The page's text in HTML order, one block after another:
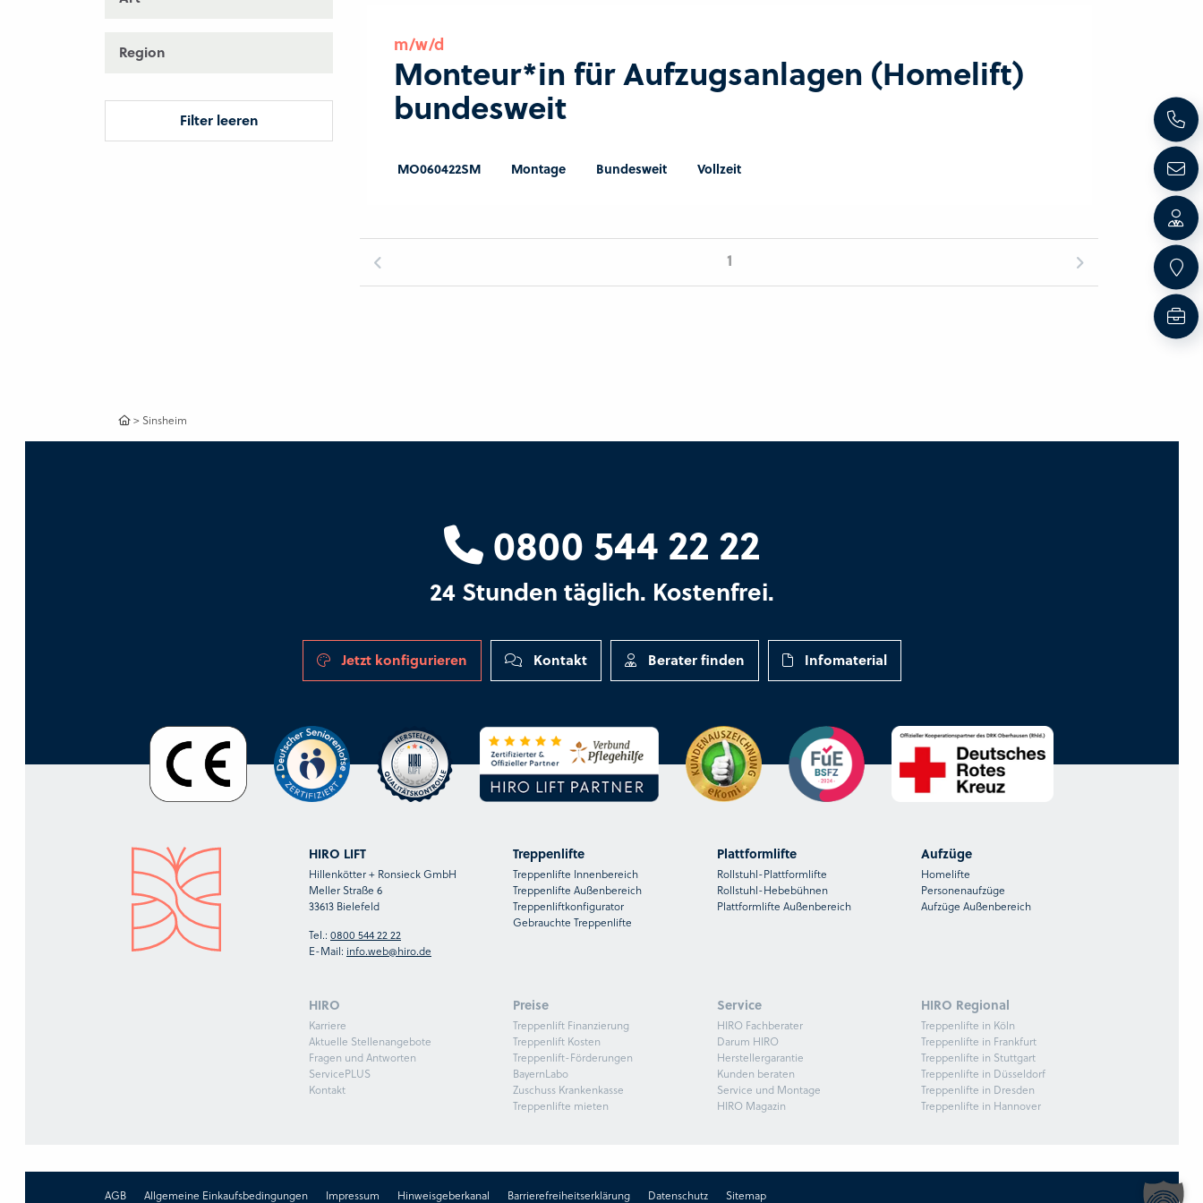
Region
Filter leeren
m/w/d
Monteur*in für Aufzugsanlagen (Homelift)
bundesweit
MO060422SM Montage Bundesweit Vollzeit
1
>Sinsheim
0800 544 22 22
24 Stunden täglich. Kostenfrei.
Jetzt konfigurieren Kontakt Berater finden Infomaterial
HIRO LIFT
Hillenkötter + Ronsieck GmbH
Meller Straße 6
33613 Bielefeld
Tel.: 0800 544 22 22
E-Mail: info.web@hiro.de
Treppenlifte
Treppenlifte Innenbereich
Treppenlifte Außenbereich
Treppenliftkonfigurator
Gebrauchte Treppenlifte
Plattformlifte
Rollstuhl-Plattformlifte
Rollstuhl-Hebebühnen
Plattformlifte Außenbereich
Aufzüge
Homelifte
Personenaufzüge
Aufzüge Außenbereich
HIRO
Karriere
Aktuelle Stellenangebote
Fragen und Antworten
ServicePLUS
Kontakt
Preise
Treppenlift Finanzierung
Treppenlift Kosten
Treppenlift-Förderungen
BayernLabo
Zuschuss Krankenkasse
Treppenlifte mieten
Service
HIRO Fachberater
Darum HIRO
Herstellergarantie
Kunden beraten
Service und Montage
HIRO Magazin
HIRO Regional
Treppenlifte in Köln
Treppenlifte in Frankfurt
Treppenlifte in Stuttgart
Treppenlifte in Düsseldorf
Treppenlifte in Dresden
Treppenlifte in Hannover
AGB Allgemeine Einkaufsbedingungen Impressum Hinweisgeberkanal Barrierefreiheitserklärung Datenschutz Sitemap